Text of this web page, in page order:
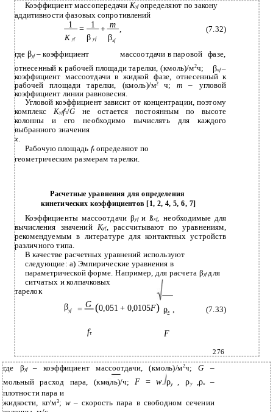
Коэффициент массопередачи Kyf определяют по закону
аддитивности фазовых сопротивлений
1 = 1 + m
(7.32)
K yf βyf βxf
где βyf – коэффициент массоотдачи в паровой фазе,
отнесенный к рабочей площади тарелки, (кмоль)/м2ч; βxf–
коэффициент массоотдачи в жидкой фазе, отнесенный к
рабочей площади тарелки, (кмоль)/м2ч; m– угловой
коэффициент линии равновесия.
Угловой коэффициент зависит от концентрации, поэтому
комплексKyffт/Gне остается постоянным по высоте
колонны и его необходимо вычислять для каждого
выбранного значения
х.
Рабочую площадь fт определяют по
геометрическим размерам тарелки.
Расчетные уравнения для определения
кинетических коэффициентов [1, 2, 4, 5, 6, 7]
Коэффициенты массоотдачи βyf и ßxf, необходимые для
вычисления значений Kyf, рассчитывают по уравнениям,
рекомендуемым в литературе для контактных устройств
различного типа.
В качестве расчетных уравнений используют
следующие: а) Эмпирические уравнения в
параметрической форме. Например, для расчета βyfдля
ситчатых и колпачковых
тарелок
βyf =
G (0,051 + 0,0105F) ρx (7.33)
fт F
276
где βyf– коэффициент массоотдачи, (кмоль)/м2ч; G –
мольный расход пара, (кмоль)/ч; F =w ρy,ρy ,ρx –
плотности пара и
жидкости, кг/м3; w– скорость пара в свободном сечении